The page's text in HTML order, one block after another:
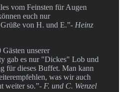
vom Feinsten für Augen
euch nur
von H. und E.”- Heinz
unserer
gab es nur "Dickes" Lob und
für dieses Buffet. Man kann
was wir auch
weiter so.”- F. und C. Wenzel